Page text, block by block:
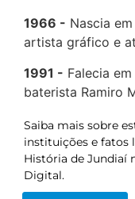
1966
Nascia
artista gráfico e
1991
Falecia
baterista Ramiro
Saiba mais sobre
instituições e fatos
História de Jundiaí
Digital.